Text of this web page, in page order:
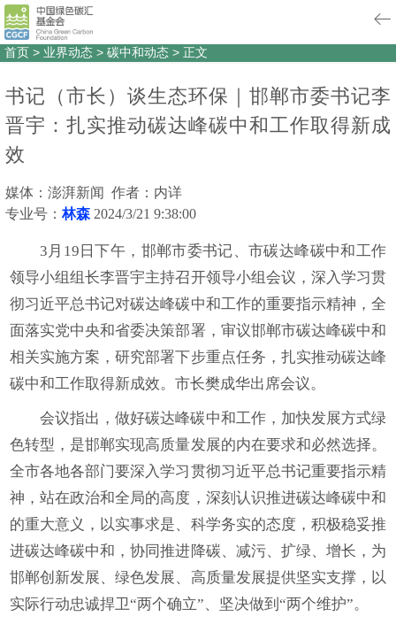
首页 > 业界动态 > 碳中和动态 > 正文
书记（市长）谈生态环保｜邯郸市委书记李
晋宇：扎实推动碳达峰碳中和工作取得新成
效
媒体：澎湃新闻 作者：内详
专业号：林森 2024/3/21 9:38:00
3月19日下午，邯郸市委书记、市碳达峰碳中和工作
领导小组组长李晋宇主持召开领导小组会议，深入学习贯
彻习近平总书记对碳达峰碳中和工作的重要指示精神，全
面落实党中央和省委决策部署，审议邯郸市碳达峰碳中和
相关实施方案，研究部署下步重点任务，扎实推动碳达峰
碳中和工作取得新成效。市长樊成华出席会议。
会议指出，做好碳达峰碳中和工作，加快发展方式绿
色转型，是邯郸实现高质量发展的内在要求和必然选择。
全市各地各部门要深入学习贯彻习近平总书记重要指示精
神，站在政治和全局的高度，深刻认识推进碳达峰碳中和
的重大意义，以实事求是、科学务实的态度，积极稳妥推
进碳达峰碳中和，协同推进降碳、减污、扩绿、增长，为
邯郸创新发展、绿色发展、高质量发展提供坚实支撑，以
实际行动忠诚捍卫“两个确立”、坚决做到“两个维护”。